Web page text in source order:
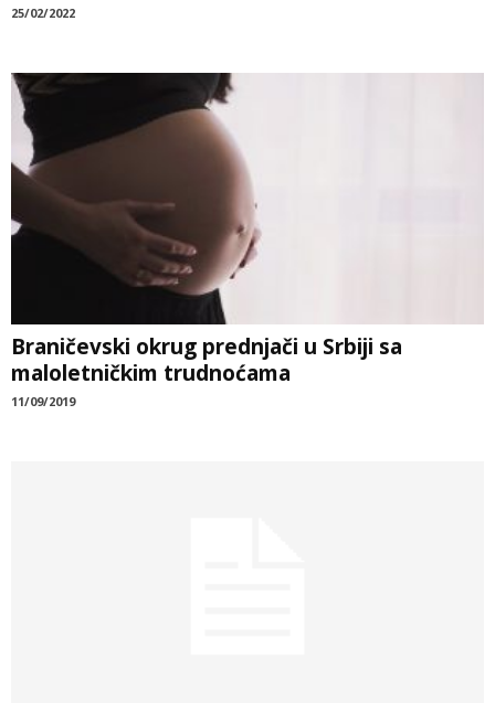
25/02/2022
Braničevski okrug prednjači u Srbiji sa
maloletničkim trudnoćama
11/09/2019